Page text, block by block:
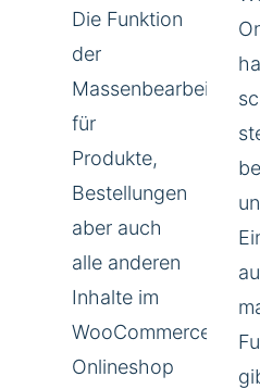
Die Funktion
der
Massenbearbeitung
für
Produkte,
Bestellungen
aber auch
alle anderen
Inhalte im
WooCommerce
Onlineshop